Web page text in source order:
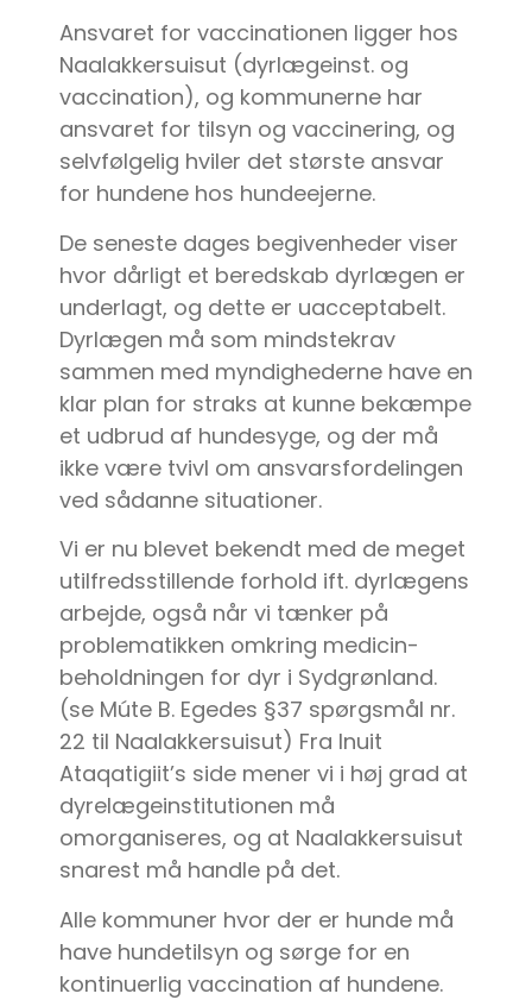
Ansvaret for vaccinationen ligger hos
Naalakkersuisut (dyrlægeinst. og
vaccination), og kommunerne har
ansvaret for tilsyn og vaccinering, og
selvfølgelig hviler det største ansvar
for hundene hos hundeejerne.
De seneste dages begivenheder viser
hvor dårligt et beredskab dyrlægen er
underlagt, og dette er uacceptabelt.
Dyrlægen må som mindstekrav
sammen med myndighederne have en
klar plan for straks at kunne bekæmpe
et udbrud af hundesyge, og der må
ikke være tvivl om ansvarsfordelingen
ved sådanne situationer.
Vi er nu blevet bekendt med de meget
utilfredsstillende forhold ift. dyrlægens
arbejde, også når vi tænker på
problematikken omkring medicin-
beholdningen for dyr i Sydgrønland.
(se Múte B. Egedes §37 spørgsmål nr.
22 til Naalakkersuisut) Fra Inuit
Ataqatigiit’s side mener vi i høj grad at
dyrelægeinstitutionen må
omorganiseres, og at Naalakkersuisut
snarest må handle på det.
Alle kommuner hvor der er hunde må
have hundetilsyn og sørge for en
kontinuerlig vaccination af hundene.